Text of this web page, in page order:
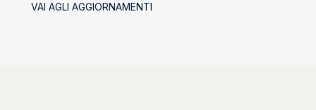
socializzanti (Centri estivi)
VAI AGLI AGGIORNAMENTI